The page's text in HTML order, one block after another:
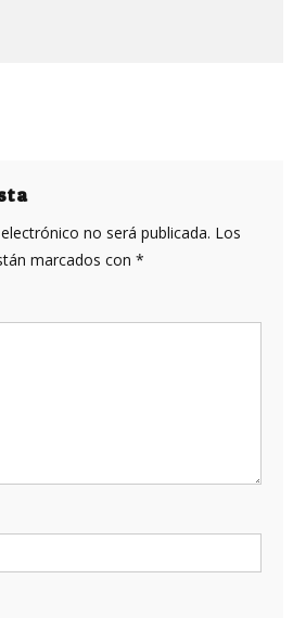
no será publicada. Los
marcados con *